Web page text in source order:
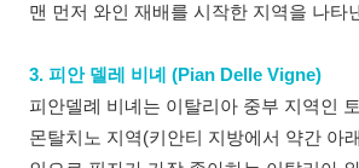
맨 먼저 와인 재배를 시작한 지역을 나타
3. 피안 델레 비녜 (Pian Delle Vigne)
피안델례 비녜는 이탈리아 중부 지역인
몬탈치노 지역(키안티 지방에서 약간 아